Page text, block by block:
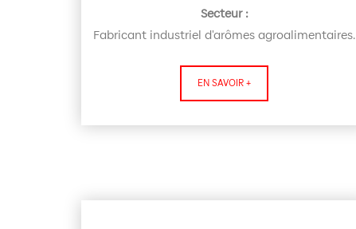
Secteur :
Fabricant industriel d'arômes agroalimentaires.
EN SAVOIR +